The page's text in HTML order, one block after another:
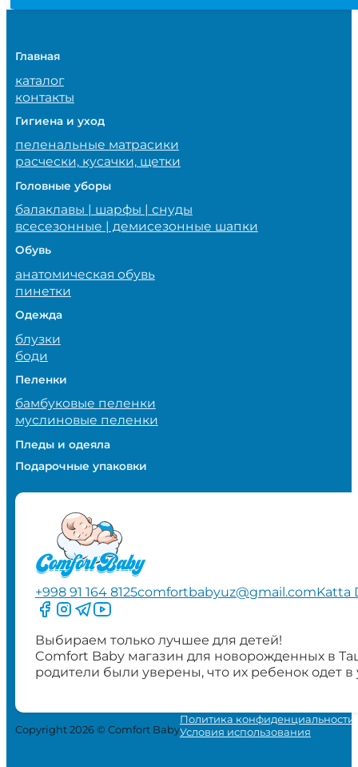
Главная
каталог
контакты
Гигиена и уход
пеленальные матрасики
расчески, кусачки, щетки
Головные уборы
балаклавы | шарфы | снуды
всесезонные | демисезонные шапки
Обувь
анатомическая обувь
пинетки
Одежда
блузки
боди
Пеленки
бамбуковые пеленки
муслиновые пеленки
Пледы и одеяла
Подарочные упаковки
+998 91 164 8125comfortbabyuz@gmail.comKatta
Следите за нами на Facebook
Следите за нами в Instagram
Следите за нами в Telegram
Следите за нами в YouTube
Выбираем только лучшее для детей!
Comfort Baby магазин для новорожденных в
родители были уверены, что их ребенок одет
Copyright 2026 © Comfort Baby
Политика конфиденциальности
Условия использования